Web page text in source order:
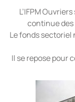
L’IFPM
continue des
Le fonds sectoriel
Il se repose pour